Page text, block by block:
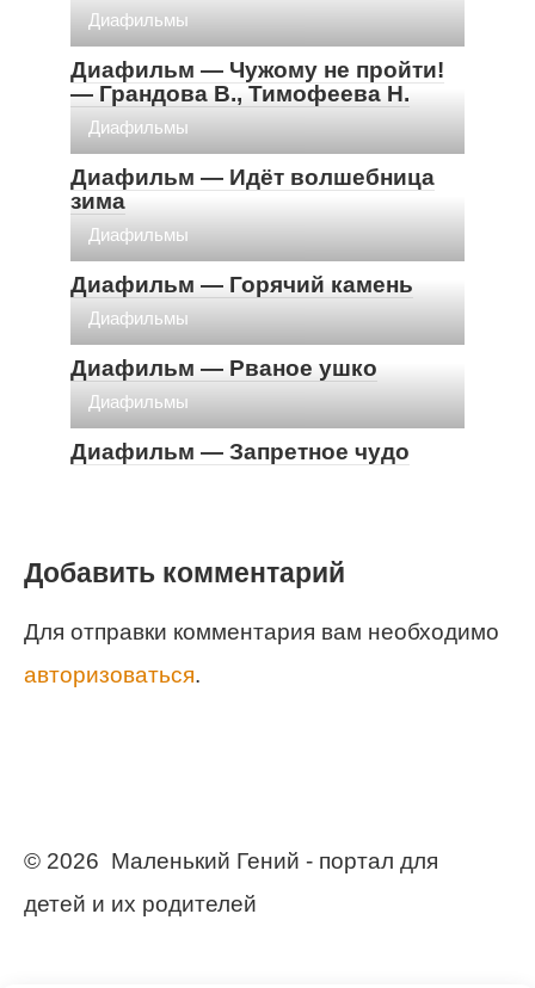
Диафильмы
Диафильм — Чужому не пройти!
— Грандова В., Тимофеева Н.
Диафильмы
Диафильм — Идёт волшебница
зима
Диафильмы
Диафильм — Горячий камень
Диафильмы
Диафильм — Рваное ушко
Диафильмы
Диафильм — Запретное чудо
Добавить комментарий
Для отправки комментария вам необходимо
авторизоваться.
© 2026 Маленький Гений - портал для
детей и их родителей